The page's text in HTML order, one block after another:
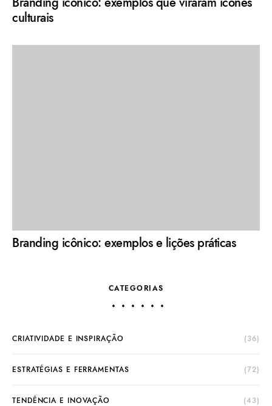
culturais
Branding icônico: exemplos e lições práticas
CATEGORIAS
CRIATIVIDADE E INSPIRAÇÃO (36)
ESTRATÉGIAS E FERRAMENTAS (72)
TENDÊNCIA E INOVAÇÃO (43)